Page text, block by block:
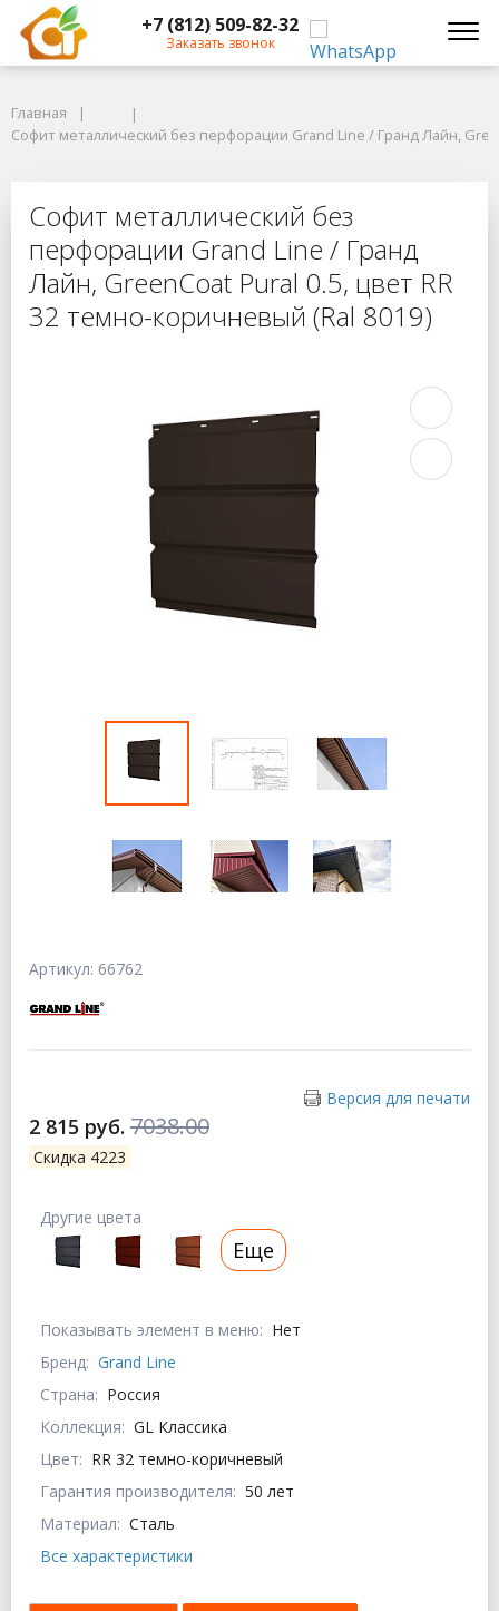
+7 (812) 509-82-32
Заказать звонок
Софит металлический без перфорации Grand Line / Гранд Лайн,
Софит металлический без
Главная
Софит металлический без перфорации Grand Line / Гранд Лайн,
Софит металлический без
перфорации Grand Line / Гранд
Лайн, GreenCoat Pural 0.5, цвет RR
32 темно-коричневый (Ral 8019)
Артикул: 66762
Версия для печати
2 815 руб. 7038.00
Скидка 4223
Показывать элемент в меню: Нет
Бренд: Grand Line
Страна: Россия
Коллекция: GL Классика
Цвет: RR 32 темно-коричневый
Гарантия производителя: 50 лет
Материал: Сталь
Все характеристики
Другие цвета
Еще